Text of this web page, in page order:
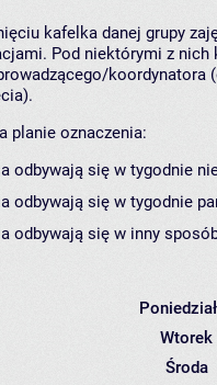
kafelka danej grupy
Pod niektórymi z nich
koordynatora
planie oznaczenia:
odbywają się w tygodnie
odbywają się w tygodnie
odbywają się w inny
Wtorek
Środa